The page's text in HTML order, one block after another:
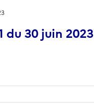
du 30 juin 2023